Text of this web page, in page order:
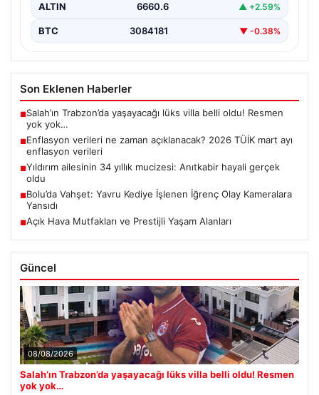
ALTIN 6660.6 ▲ +2.59%
BTC 3084181 ▼ -0.38%
Son Eklenen Haberler
■Salah’ın Trabzon’da yaşayacağı lüks villa belli oldu! Resmen
yok yok…
■Enflasyon verileri ne zaman açıklanacak? 2026 TÜİK mart ayı
enflasyon verileri
■Yıldırım ailesinin 34 yıllık mucizesi: Anıtkabir hayali gerçek
oldu
■Bolu’da Vahşet: Yavru Kediye İşlenen İğrenç Olay Kameralara
Yansıdı
■Açık Hava Mutfakları ve Prestijli Yaşam Alanları
Güncel
08/08/2026
Salah’ın Trabzon’da yaşayacağı lüks villa belli oldu! Resmen
yok yok…